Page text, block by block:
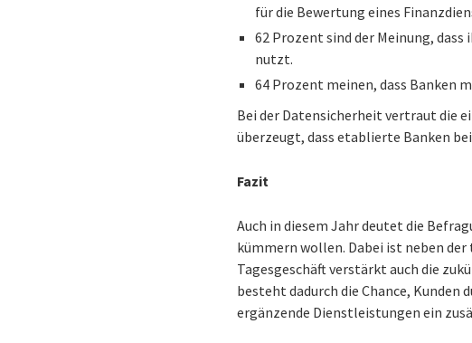
für die Bewertung eines
62 Prozent sind der Meinung,
nutzt.
64 Prozent meinen, dass
Bei der Datensicherheit vertraut die
überzeugt, dass etablierte Banken
Fazit
Auch in diesem Jahr deutet die
kümmern wollen. Dabei ist neben
Tagesgeschäft verstärkt auch die
besteht dadurch die Chance, Kunden
ergänzende Dienstleistungen ein